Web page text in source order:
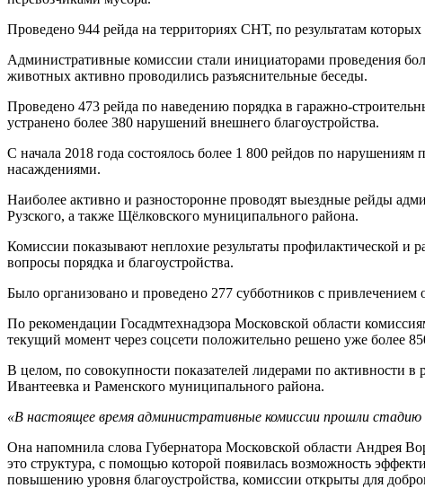
Проведено 944 рейда на территориях СНТ, по результатам
Административные комиссии стали инициаторами проведения
животных активно проводились разъяснительные беседы.
Проведено 473 рейда по наведению порядка в гаражно-
устранено более 380 нарушений внешнего благоустройства.
С начала 2018 года состоялось более 1 800 рейдов по нарушениям
насаждениями.
Наиболее активно и разносторонне проводят выездные рейды
Рузского, а также Щёлковского муниципального района.
Комиссии показывают неплохие результаты профилактической и
вопросы порядка и благоустройства.
Было организовано и проведено 277 субботников с
По рекомендации Госадмтехнадзора Московской области
текущий момент через соцсети положительно решено уже более
В целом, по совокупности показателей лидерами по активности
Ивантеевка и Раменского муниципального района.
«В настоящее время административные комиссии прошли
Она напомнила слова Губернатора Московской области Андрея
это структура, с помощью которой появилась возможность
повышению уровня благоустройства, комиссии открыты для